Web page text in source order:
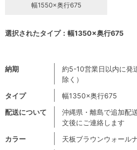
配送について
沖縄県・離島で追加配
文後にご連絡します
納期
約5-10営業日以内に発
除く）
タイプ
幅1350×奥行675
カラー 天板ブラウンウォール
幅1550×奥行675
選択されたタイプ：幅1350×奥行675